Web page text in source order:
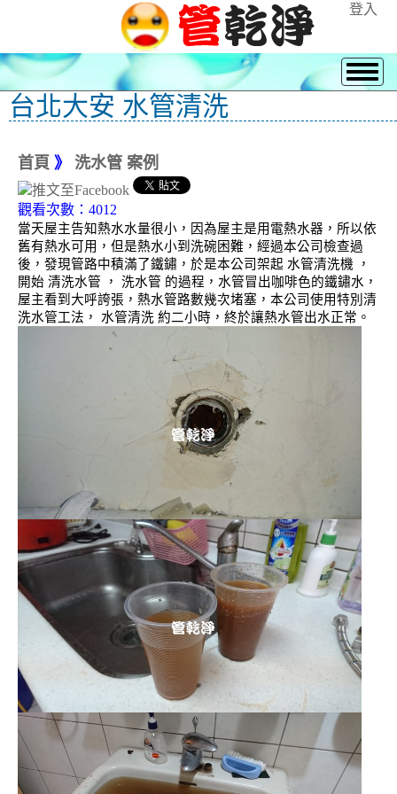
登入
台北大安 水管清洗
首頁 》 洗水管 案例
觀看次數：4012
當天屋主告知熱水水量很小，因為屋主是用電熱水器，所以依
舊有熱水可用，但是熱水小到洗碗困難，經過本公司檢查過
後，發現管路中積滿了鐵鏽，於是本公司架起 水管清洗機 ，
開始 清洗水管 ， 洗水管 的過程，水管冒出咖啡色的鐵鏽水，
屋主看到大呼誇張，熱水管路數幾次堵塞，本公司使用特別清
洗水管工法， 水管清洗 約二小時，終於讓熱水管出水正常。